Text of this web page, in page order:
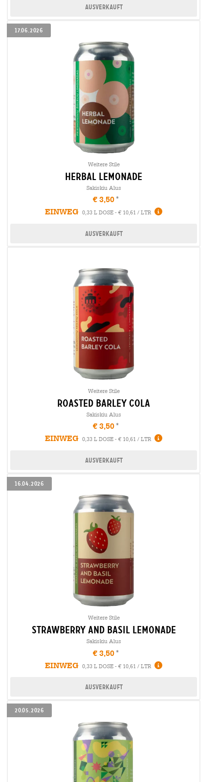
Ausverkauft
17.06.2026
Weitere Stile
herbal lemonade
Sakiskiu Alus
€ 3,50
EINWEG
0,33 L DOSE - € 10,61 / LTR
Ausverkauft
Weitere Stile
roasted barley cola
Sakiskiu Alus
€ 3,50
EINWEG
0,33 L DOSE - € 10,61 / LTR
Ausverkauft
16.04.2026
Weitere Stile
strawberry and basil lemonade
Sakiskiu Alus
€ 3,50
EINWEG
0,33 L DOSE - € 10,61 / LTR
Ausverkauft
20.05.2026